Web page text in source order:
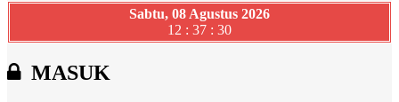
Sabtu, 08 Agustus 2026
12 : 37 : 31
MASUK